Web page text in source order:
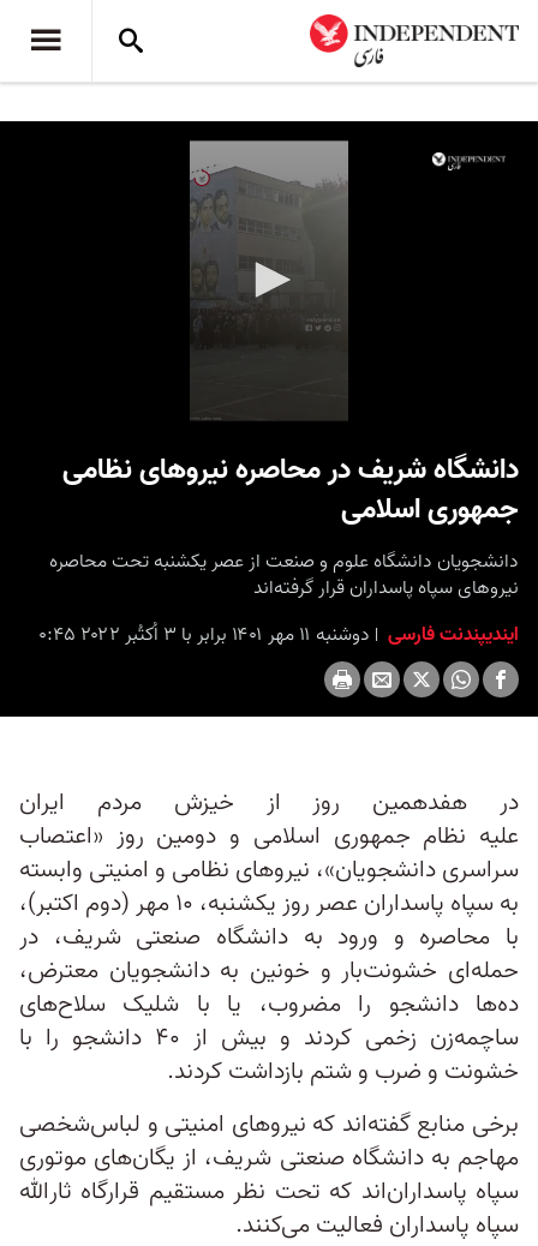
دانشگاه شریف در محاصره نیروهای نظامی
جمهوری اسلامی
دانشجویان دانشگاه علوم و صنعت از عصر یکشنبه تحت محاصره
نیروهای سپاه پاسداران قرار گرفته‌اند
ایندیپندنت فارسی
دوشنبه ۱۱ مهر ۱۴۰۱ برابر با ۳ اُکتُبر ۲۰۲۲ ۰:۴۵
در هفدهمین روز از خیزش مردم ایران
علیه نظام جمهوری اسلامی و دومین روز «اعتصاب
سراسری دانشجویان»، نیروهای نظامی و امنیتی وابسته
به سپاه پاسداران عصر روز یکشنبه، ۱۰ مهر (دوم اکتبر)،
با محاصره و ورود به دانشگاه صنعتی شریف، در
حمله‌ای خشونت‌بار و خونین به دانشجویان معترض،
ده‌ها دانشجو را مضروب، یا با شلیک سلاح‌های
ساچمه‌زن زخمی کردند و بیش از ۴۰ دانشجو را با
خشونت و ضرب و شتم بازداشت کردند.
برخی منابع گفته‌اند که نیروهای امنیتی و لباس‌شخصی
مهاجم به دانشگاه صنعتی شریف، از یگان‌های موتوری
سپاه پاسداران‌اند که تحت نظر مستقیم قرارگاه ثارالله
سپاه پاسداران فعالیت می‌کنند.